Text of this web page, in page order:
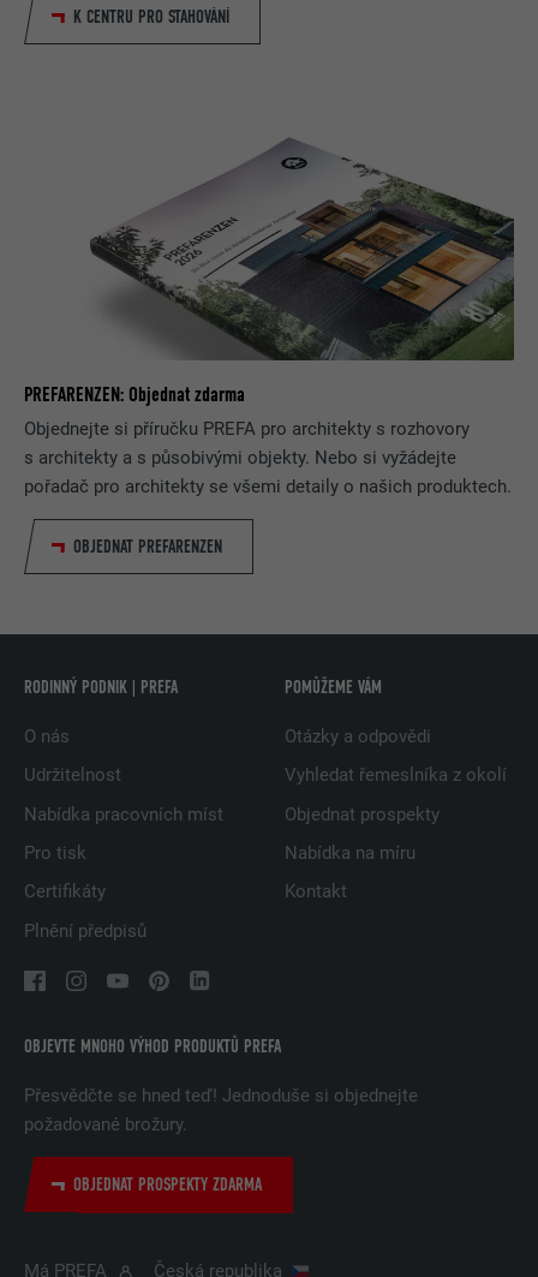
K CENTRU PRO STAHOVÁNÍ
PREFARENZEN: Objednat zdarma
Objednejte si příručku PREFA pro architekty s rozhovory
s architekty a s působivými objekty. Nebo si vyžádejte
pořadač pro architekty se všemi detaily o našich produktech.
OBJEDNAT PREFARENZEN
OBJEVTE MNOHO VÝHOD PRODUKTŮ PREFA
Přesvědčte se hned teď! Jednoduše si objednejte
požadované brožury.
OBJEDNAT PROSPEKTY ZDARMA
RODINNÝ PODNIK | PREFA
O nás
Udržitelnost
Nabídka pracovních míst
Pro tisk
Certifikáty
Plnění předpisů
POMŮŽEME VÁM
Otázky a odpovědi
Vyhledat řemeslníka z okolí
Objednat prospekty
Nabídka na míru
Kontakt
Má PREFA Česká republika